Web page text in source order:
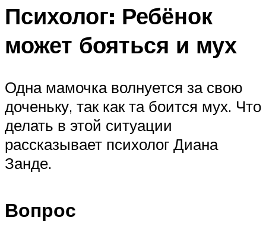
Психолог: Ребёнок
может бояться и мух
Одна мамочка волнуется за свою
доченьку, так как та боится мух. Что
делать в этой ситуации
рассказывает психолог Диана
Занде.
Вопрос